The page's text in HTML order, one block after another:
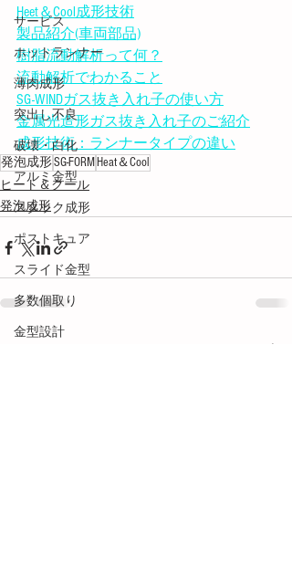
サービス
ホットランナー
薄肉成形
突出し不良
破壊・白化
アルミ金型
スタック成形
ポストキュア
スライド金型
多数個取り
金型設計
Heet＆Cool成形技術
製品紹介(車両部品)
樹脂流動解析って何？
流動解析でわかること
SG-WINDガス抜き入れ子の使い方
金属光造形ガス抜き入れ子のご紹介
成形技術：ランナータイプの違い
発泡成形SG-FORMHeat＆Cool
ヒート＆クール
発泡成形